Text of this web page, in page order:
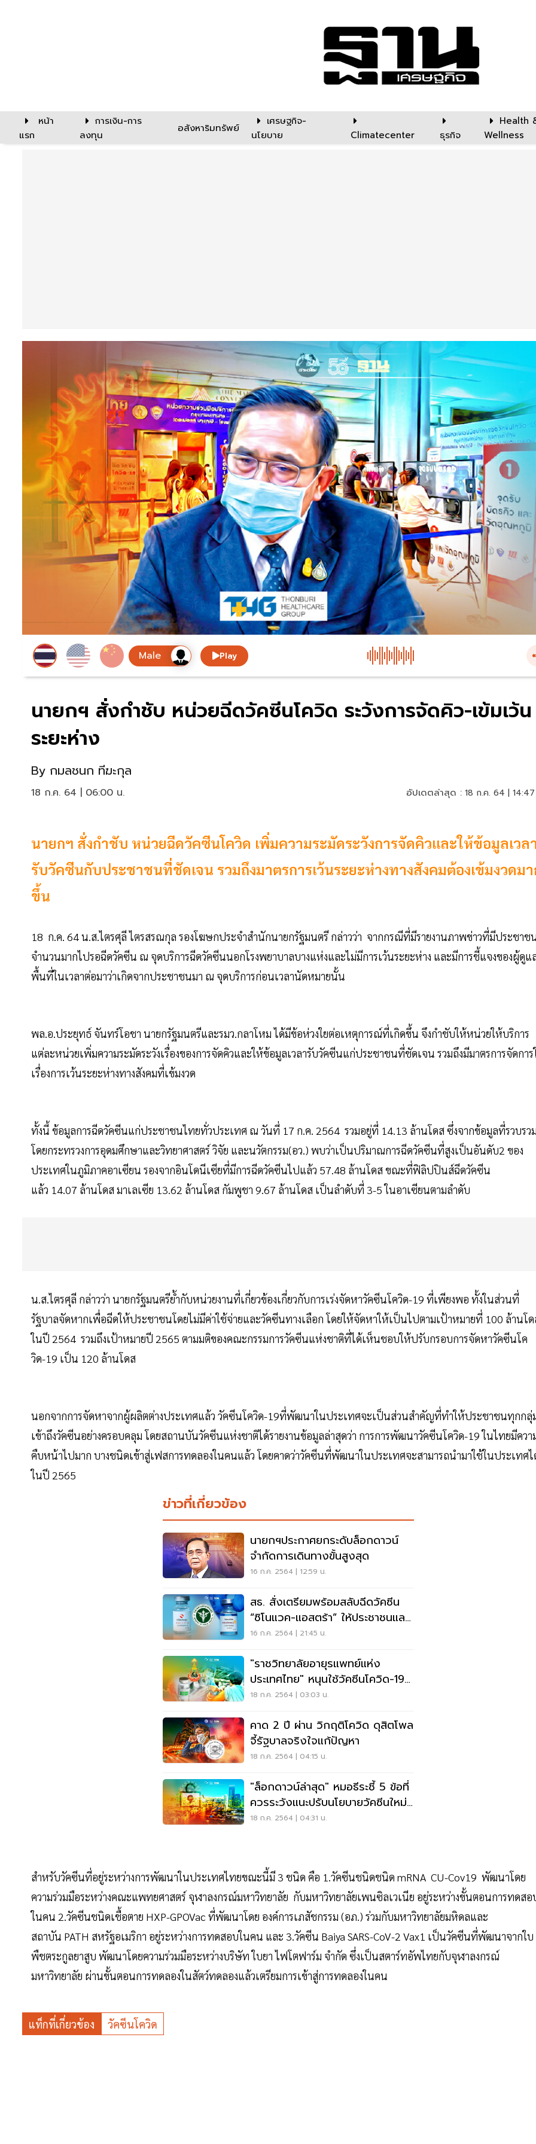
หน้า
แรก
การเงิน-การ
ลงทุน
อสังหาริมทรัพย์
เศรษฐกิจ-
นโยบาย
Climatecenter ธุรกิจ
Health
Wellness
Play
นายกฯ สั่งกำชับ หน่วยฉีดวัคซีนโควิด ระวังการจัดคิว-เข้มเว้น
ระยะห่าง
By กมลชนก ทีฆะกุล
18 ก.ค. 64 | 06:00 น. อัปเดตล่าสุด : 18 ก.ค. 64 |
นายกฯ สั่งกำชับ หน่วยฉีดวัคซีนโควิด เพิ่มความระมัดระวังการจัดคิวและให้ข้อมูลเวล
รับวัคซีนกับประชาชนที่ชัดเจน รวมถึงมาตรการเว้นระยะห่างทางสังคมต้องเข้มงวดม
ขึ้น
18 ก.ค. 64 น.ส.ไตรศุลี ไตรสรณกุล รองโฆษกประจำสำนักนายกรัฐมนตรี กล่าวว่า จากกรณีที่มีรายงานภาพข่าวที่มีประชาช
จำนวนมากไปรอฉีดวัคซีน ณ จุดบริการฉีดวัคซีนนอกโรงพยาบาลบางแห่งและไม่มีการเว้นระยะห่าง และมีการชี้แจงของผู้ดูแ
พื้นที่ในเวลาต่อมาว่าเกิดจากประชาชนมา ณ จุดบริการก่อนเวลานัดหมายนั้น
พล.อ.ประยุทธ์ จันทร์โอชา นายกรัฐมนตรีและรมว.กลาโหม ได้มีข้อห่วงใยต่อเหตุการณ์ที่เกิดขึ้น จึงกำชับให้หน่วยให้บริการ
แต่ละหน่วยเพิ่มความระมัดระวังเรื่องของการจัดคิวและให้ข้อมูลเวลารับวัคซีนแก่ประชาชนที่ชัดเจน รวมถึงมีมาตรการจัดกา
เรื่องการเว้นระยะห่างทางสังคมที่เข้มงวด
ทั้งนี้ ข้อมูลการฉีดวัคซีนแก่ประชาชนไทยทั่วประเทศ ณ วันที่ 17 ก.ค. 2564 รวมอยู่ที่ 14.13 ล้านโดส ซึ่งจากข้อมูลที่รวบรว
โดยกระทรวงการอุดมศึกษาและวิทยาศาสตร์ วิจัย และนวัตกรรม(อว.) พบว่าเป็นปริมาณการฉีดวัคซีนที่สูงเป็นอันดับ2 ของ
ประเทศในภูมิภาคอาเซียน รองจากอินโดนีเซียที่มีการฉีดวัคซีนไปแล้ว 57.48 ล้านโดส ขณะที่ฟิลิปปินส์ฉีดวัคซีน
แล้ว 14.07 ล้านโดส มาเลเซีย 13.62 ล้านโดส กัมพูชา 9.67 ล้านโดส เป็นลำดับที่ 3-5 ในอาเซียนตามลำดับ
น.ส.ไตรศุลี กล่าวว่า นายกรัฐมนตรีย้ำกับหน่วยงานที่เกี่ยวข้องเกี่ยวกับการเร่งจัดหาวัคซีนโควิด-19 ที่เพียงพอ ทั้งในส่วนที่
รัฐบาลจัดหากเพื่อฉีดให้ประชาชนโดยไม่มีค่าใช้จ่ายและวัคซีนทางเลือก โดยให้จัดหาให้เป็นไปตามเป้าหมายที่ 100 ล้านโ
ในปี 2564 รวมถึงเป้าหมายปี 2565 ตามมติของคณะกรรมการวัคซีนแห่งชาติที่ได้เห็นชอบให้ปรับกรอบการจัดหาวัคซีนโค
วิด-19 เป็น 120 ล้านโดส
นอกจากการจัดหาจากผู้ผลิตต่างประเทศแล้ว วัคซีนโควิด-19ที่พัฒนาในประเทศจะเป็นส่วนสำคัญที่ทำให้ประชาชนทุกกลุ่
เข้าถึงวัคซีนอย่างครอบคลุม โดยสถานบันวัคซีนแห่งชาติได้รายงานข้อมูลล่าสุดว่า การการพัฒนาวัคซีนโควิด-19 ในไทยมีควา
คืบหน้าไปมาก บางชนิดเข้าสู่เฟสการทดลองในคนแล้ว โดยคาดว่าวัคซีนที่พัฒนาในประเทศจะสามารถนำมาใช้ในประเทศ
ในปี 2565
ข่าวที่เกี่ยวข้อง
นายกฯประกาศยกระดับล็อกดาวน์
จำกัดการเดินทางขั้นสูงสุด
16 ก.ค. 2564 | 12:59 น.
สธ. สั่งเตรียมพร้อมสลับฉีดวัคซีน
“ซิโนแวค-แอสตร้า” ให้ประชาชนและ
ด่านหน้า
16 ก.ค. 2564 | 21:45 น.
"ราชวิทยาลัยอายุรแพทย์แห่ง
ประเทศไทย" หนุนใช้วัคซีนโควิด-19
Booster
18 ก.ค. 2564 | 03:03 น.
คาด 2 ปี ผ่าน วิกฤติโควิด ดุสิตโพล
จี้รัฐบาลจริงใจแก้ปัญหา
18 ก.ค. 2564 | 04:15 น.
"ล็อกดาวน์ล่าสุด" หมอธีระชี้ 5 ข้อที่
ควรระวังแนะปรับนโยบายวัคซีนใหม่
หมด
18 ก.ค. 2564 | 04:31 น.
สำหรับวัคซีนที่อยู่ระหว่างการพัฒนาในประเทศไทยขณะนี้มี 3 ชนิด คือ 1.วัคซีนชนิดชนิด mRNA CU-Cov19 พัฒนาโดย
ความร่วมมือระหว่างคณะแพทยศาสตร์ จุฬาลงกรณ์มหาวิทยาลัย กับมหาวิทยาลัยเพนซิลเวเนีย อยู่ระหว่างขั้นตอนการทดสอ
ในคน 2.วัคซีนชนิดเชื้อตาย HXP-GPOVac ที่พัฒนาโดย องค์การเภสัชกรรม (อภ.) ร่วมกับมหาวิทยาลัยมหิดลและ
สถาบัน PATH สหรัฐอเมริกา อยู่ระหว่างการทดสอบในคน และ 3.วัคซีน Baiya SARS-CoV-2 Vax1 เป็นวัคซีนที่พัฒนาจากใบ
พืชตระกูลยาสูบ พัฒนาโดยความร่วมมือระหว่างบริษัท ใบยา ไฟโตฟาร์ม จำกัด ซึ่งเป็นสตาร์ทอัพไทยกับจุฬาลงกรณ์
มหาวิทยาลัย ผ่านขั้นตอนการทดลองในสัตว์ทดลองแล้วเตรียมการเข้าสู่การทดลองในคน
แท็กที่เกี่ยวข้อง วัคซีนโควิด